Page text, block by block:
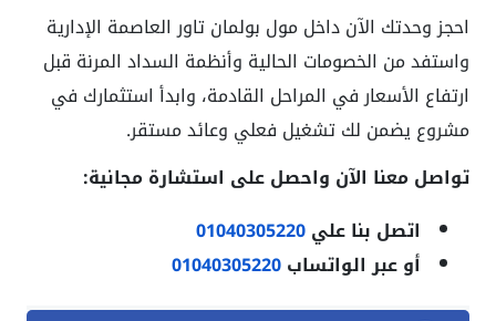
احجز وحدتك الآن داخل مول بولمان تاور العاصمة الإدارية
واستفد من الخصومات الحالية وأنظمة السداد المرنة قبل
ارتفاع الأسعار في المراحل القادمة، وابدأ استثمارك في
مشروع يضمن لك تشغيل فعلي وعائد مستقر.
تواصل معنا الآن واحصل على استشارة مجانية:
اتصل بنا علي01040305220
أو عبر الواتساب01040305220